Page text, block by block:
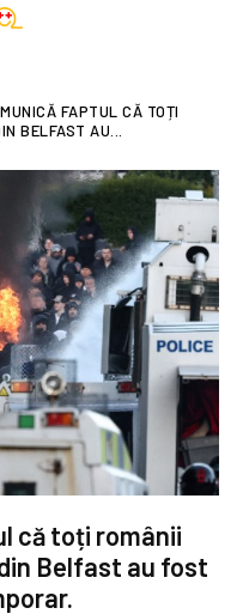
FAPTUL CĂ TOȚI
BELFAST AU...
că toți românii
Belfast au fost